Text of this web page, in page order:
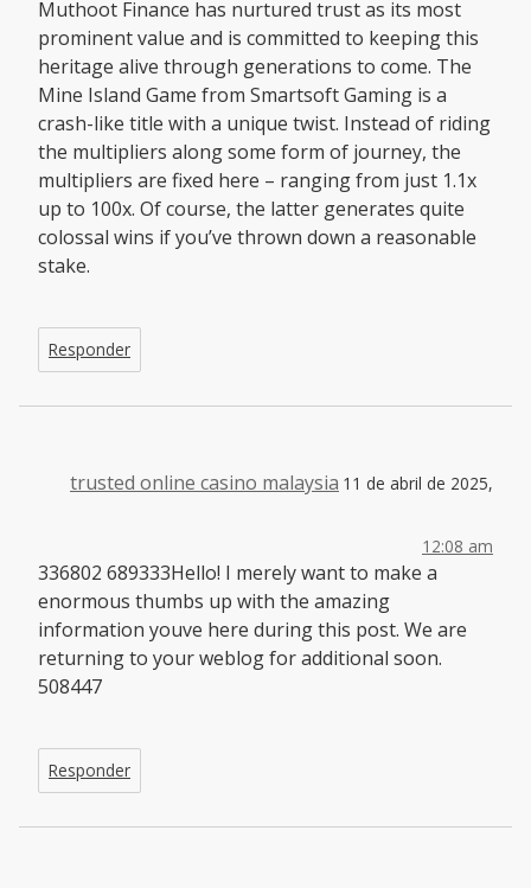
Muthoot Finance has nurtured trust as its most
prominent value and is committed to keeping this
heritage alive through generations to come. The
Mine Island Game from Smartsoft Gaming is a
crash-like title with a unique twist. Instead of riding
the multipliers along some form of journey, the
multipliers are fixed here – ranging from just 1.1x
up to 100x. Of course, the latter generates quite
colossal wins if you’ve thrown down a reasonable
stake.
Responder
trusted online casino malaysia 11 de abril de 2025,
12:08 am
336802 689333Hello! I merely want to make a
enormous thumbs up with the amazing
information youve here during this post. We are
returning to your weblog for additional soon.
508447
Responder